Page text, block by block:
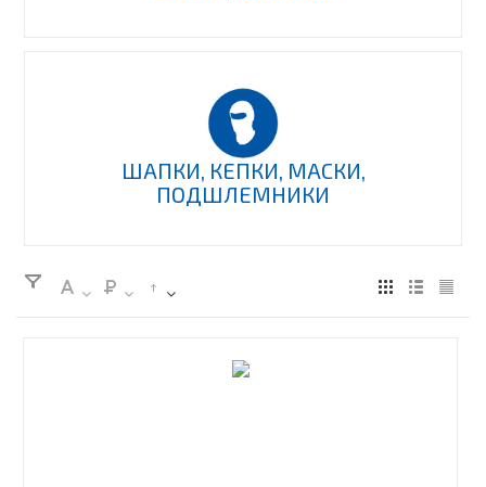
ШАПКИ, КЕПКИ, МАСКИ,
ПОДШЛЕМНИКИ